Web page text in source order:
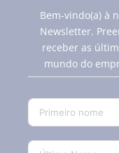
Bem-vindo(a) à
Newsletter.
receber as
mundo do